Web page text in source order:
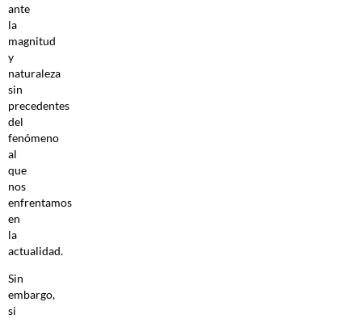
ante
la
magnitud
y
naturaleza
sin
precedentes
del
fenómeno
al
que
nos
enfrentamos
en
la
actualidad.
Sin
embargo,
si